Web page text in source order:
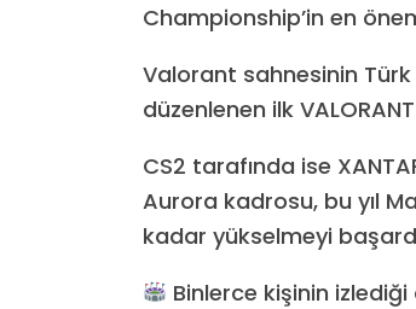
Championship’in en
Valorant sahnesinin Türk
düzenlenen ilk
CS2 tarafında ise
Aurora kadrosu, bu yıl
kadar yükselmeyi
Binlerce kişinin izlediği